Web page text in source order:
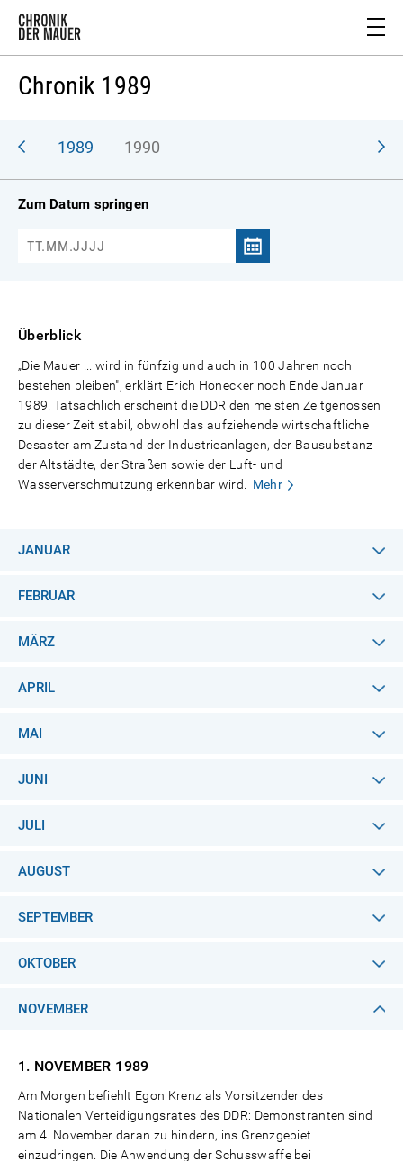
Chronik 1989
1989 1990
Zum Datum springen
Überblick
„Die Mauer ... wird in fünfzig und auch in 100 Jahren noch
bestehen bleiben", erklärt Erich Honecker noch Ende Januar
1989. Tatsächlich erscheint die DDR den meisten Zeitgenossen
zu dieser Zeit stabil, obwohl das aufziehende wirtschaftliche
Desaster am Zustand der Industrieanlagen, der Bausubstanz
der Altstädte, der Straßen sowie der Luft- und
Wasserverschmutzung erkennbar wird.
Mehr
JANUAR
FEBRUAR
MÄRZ
APRIL
MAI
JUNI
JULI
AUGUST
SEPTEMBER
OKTOBER
NOVEMBER
1. NOVEMBER 1989
Am Morgen befiehlt Egon Krenz als Vorsitzender des
Nationalen Verteidigungsrates des DDR: Demonstranten sind
am 4. November daran zu hindern, ins Grenzgebiet
einzudringen. Die Anwendung der Schusswaffe bei